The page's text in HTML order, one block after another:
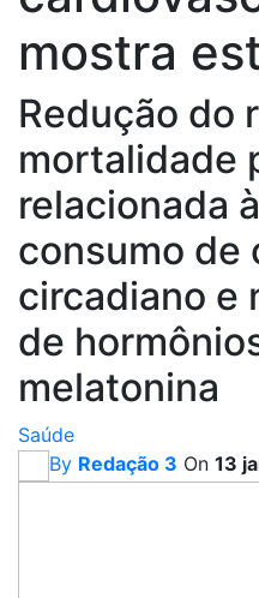
mostra
Redução do
mortalidade
relacionada
consumo de
circadiano e
de
melatonina
Saúde
By Redação 3 On 13